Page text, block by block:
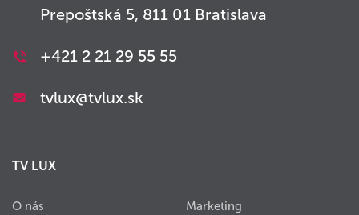
Prepoštská 5, 811 01 Bratislava
+421 2 21 29 55 55
tvlux@tvlux.sk
TV LUX
O nás Marketing